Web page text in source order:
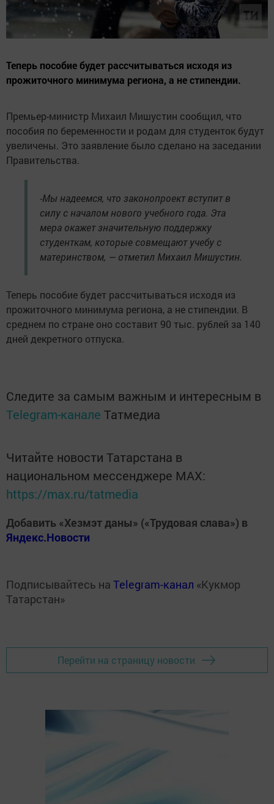
Теперь пособие будет рассчитываться исходя из
прожиточного минимума региона, а не стипендии.
Премьер-министр Михаил Мишустин сообщил, что
пособия по беременности и родам для студенток будут
увеличены. Это заявление было сделано на заседании
Правительства.
-Мы надеемся, что законопроект вступит в
силу с началом нового учебного года. Эта
мера окажет значительную поддержку
студенткам, которые совмещают учебу с
материнством, — отметил Михаил Мишустин.
Теперь пособие будет рассчитываться исходя из
прожиточного минимума региона, а не стипендии. В
среднем по стране оно составит 90 тыс. рублей за 140
дней декретного отпуска.
Следите за самым важным и интересным в
Telegram-канале Татмедиа
Читайте новости Татарстана в
национальном мессенджере MАХ:
https://max.ru/tatmedia
Добавить «Хезмэт даны» («Трудовая слава») в
Яндекс.Новости
Подписывайтесь на Telegram-канал «Кукмор
Татарстан»
Перейти на страницу новости